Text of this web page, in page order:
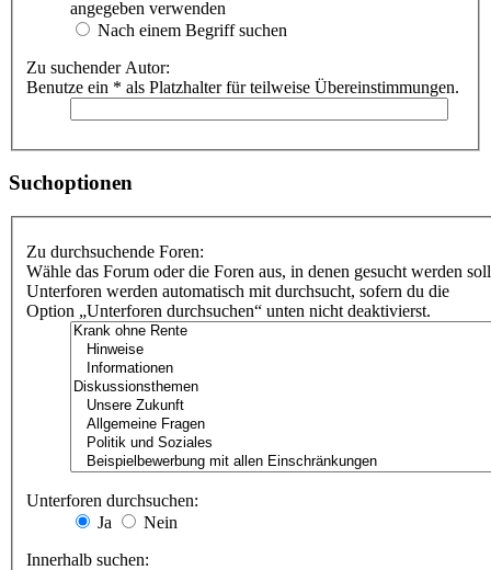
angegeben verwenden
Nach einem Begriff suchen
Zu suchender Autor:
Benutze ein * als Platzhalter für teilweise Übereinstimmungen.
Suchoptionen
Zu durchsuchende Foren:
Wähle das Forum oder die Foren aus, in denen gesucht werden
Unterforen werden automatisch mit durchsucht, sofern du die
Option „Unterforen durchsuchen“ unten nicht deaktivierst.
Unterforen durchsuchen:
Ja
Nein
Innerhalb suchen: